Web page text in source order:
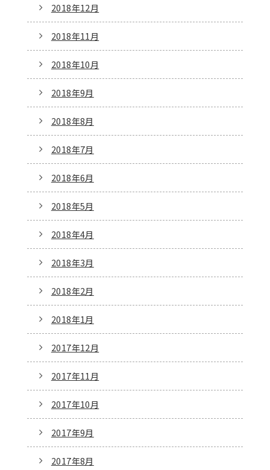
2018年12月
2018年11月
2018年10月
2018年9月
2018年8月
2018年7月
2018年6月
2018年5月
2018年4月
2018年3月
2018年2月
2018年1月
2017年12月
2017年11月
2017年10月
2017年9月
2017年8月